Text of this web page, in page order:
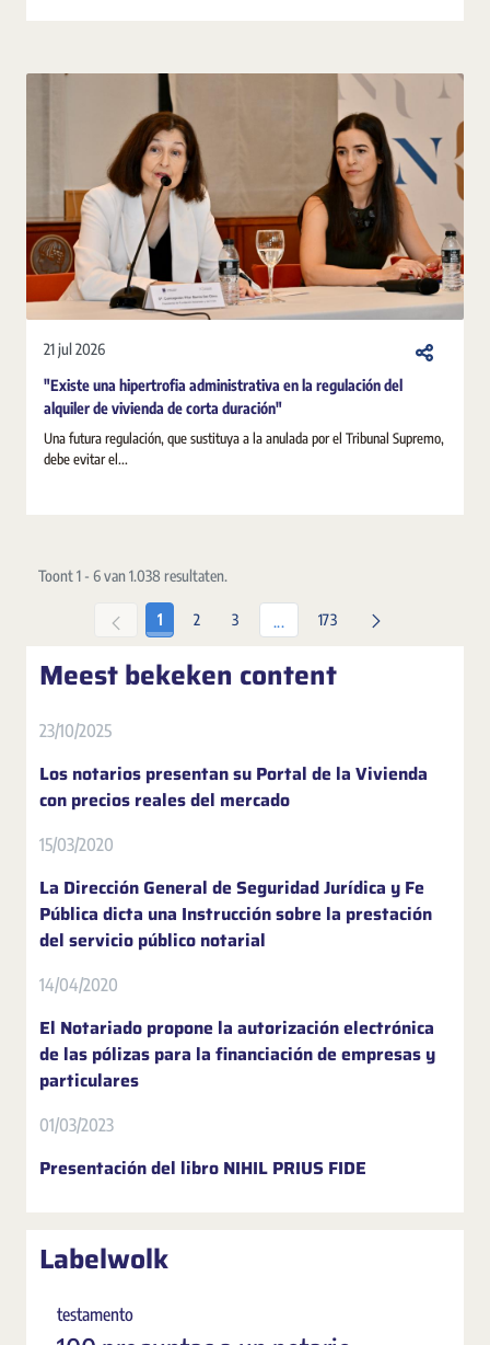
21 jul 2026
"Existe una hipertrofia administrativa en la regulación del
alquiler de vivienda de corta duración"
Una futura regulación, que sustituya a la anulada por el Tribunal Supremo,
debe evitar el...
Toont 1 - 6 van 1.038 resultaten.
Pagina
1 Pagina
2 Pagina
3 ... Tussenpagina's Gebruik de
Pagina
173
Meest bekeken content
23/10/2025
Los notarios presentan su Portal de la Vivienda
con precios reales del mercado
15/03/2020
La Dirección General de Seguridad Jurídica y Fe
Pública dicta una Instrucción sobre la prestación
del servicio público notarial
14/04/2020
El Notariado propone la autorización electrónica
de las pólizas para la financiación de empresas y
particulares
01/03/2023
Presentación del libro NIHIL PRIUS FIDE
Labelwolk
testamento